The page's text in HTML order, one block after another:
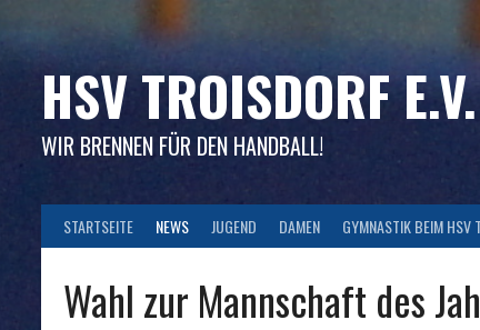
HSV TROISDORF E.V.
WIR BRENNEN FÜR DEN HANDBALL!
STARTSEITE NEWS JUGEND DAMEN GYMNASTIK BEIM HSV
Wahl zur Mannschaft des